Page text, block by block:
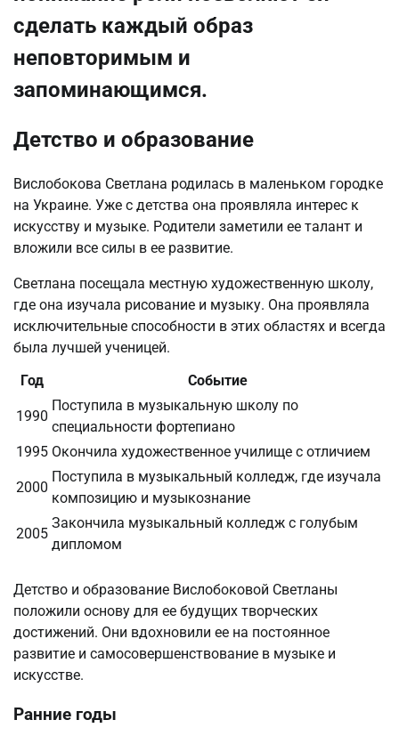
сделать каждый образ
неповторимым и
запоминающимся.
Детство и образование
Вислобокова Светлана родилась в маленьком городке
на Украине. Уже с детства она проявляла интерес к
искусству и музыке. Родители заметили ее талант и
вложили все силы в ее развитие.
Светлана посещала местную художественную школу,
где она изучала рисование и музыку. Она проявляла
исключительные способности в этих областях и всегда
была лучшей ученицей.
Год
Событие
1990
Поступила в музыкальную школу по
специальности фортепиано
1995 Окончила художественное училище с отличием
2000
Поступила в музыкальный колледж, где изучала
композицию и музыкознание
2005
Закончила музыкальный колледж с голубым
дипломом
Детство и образование Вислобоковой Светланы
положили основу для ее будущих творческих
достижений. Они вдохновили ее на постоянное
развитие и самосовершенствование в музыке и
искусстве.
Ранние годы